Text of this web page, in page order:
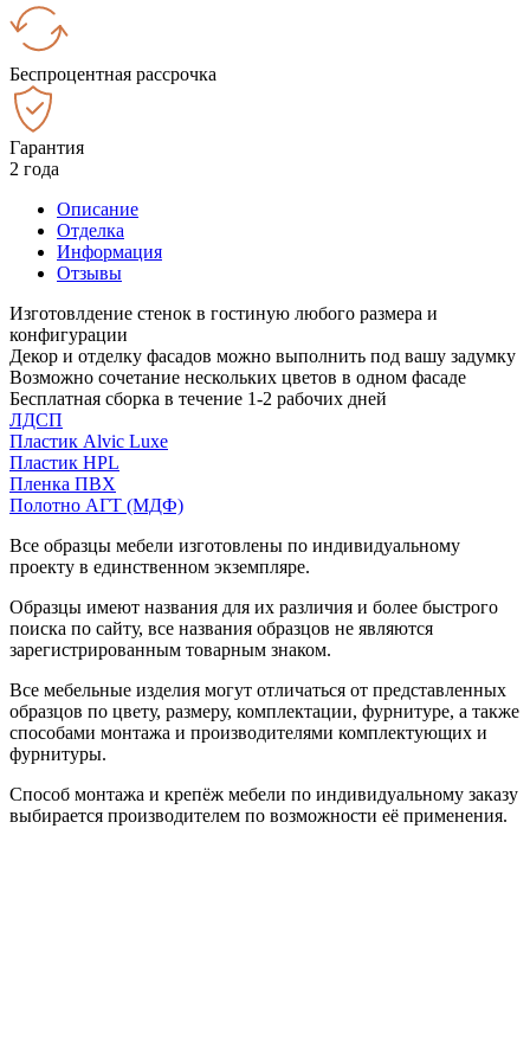
Беспроцентная рассрочка
Гарантия
2 года
Описание
Отделка
Информация
Отзывы
Изготовлдение стенок в гостиную любого размера и
конфигурации
Декор и отделку фасадов можно выполнить под вашу задумку
Возможно сочетание нескольких цветов в одном фасаде
Бесплатная сборка в течение 1-2 рабочих дней
ЛДСП
Пластик Alvic Luxe
Пластик HPL
Пленка ПВХ
Полотно АГТ (МДФ)
Все образцы мебели изготовлены по индивидуальному
проекту в единственном экземпляре.
Образцы имеют названия для их различия и более быстрого
поиска по сайту, все названия образцов не являются
зарегистрированным товарным знаком.
Все мебельные изделия могут отличаться от представленных
образцов по цвету, размеру, комплектации, фурнитуре, а также
способами монтажа и производителями комплектующих и
фурнитуры.
Способ монтажа и крепёж мебели по индивидуальному заказу
выбирается производителем по возможности её применения.